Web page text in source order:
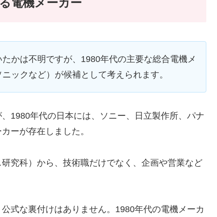
電機メーカー
かは不明ですが、1980年代の主要な総合電機メ
ックなど）が候補として考えられます。
1980年代の日本には、ソニー、日立製作所、パナ
ーが存在しました。
究科）から、技術職だけでなく、企画や営業など
式な裏付けはありません。1980年代の電機メーカ